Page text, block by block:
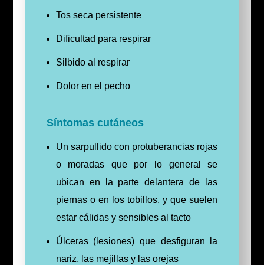
Tos seca persistente
Dificultad para respirar
Silbido al respirar
Dolor en el pecho
Síntomas cutáneos
Un sarpullido con protuberancias rojas
o moradas que por lo general se
ubican en la parte delantera de las
piernas o en los tobillos, y que suelen
estar cálidas y sensibles al tacto
Úlceras (lesiones) que desfiguran la
nariz, las mejillas y las orejas